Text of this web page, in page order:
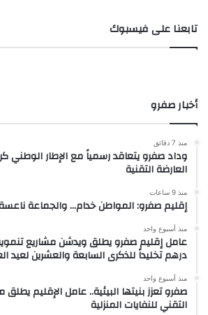
تابعنا على فيسبوك
أخبار صفرو
منذ 7 دقائق
وداد صفرو يتعاقد رسمياً مع الإطار الوطني
العارضة التقنية
منذ 9 ساعات
إقليم صفرو: المواطن خدام… والجماعة
منذ أسبوع واحد
درهم تخليداً للذكرى السابعة والعشرين لعيد
منذ أسبوع واحد
صفرو تعزز بنيتها البيئية.. عامل الإقليم
التقني للنفايات المنزلية